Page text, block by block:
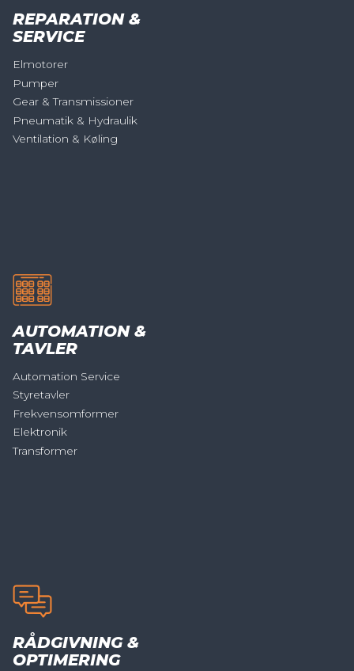
REPARATION &
SERVICE
Elmotorer
Pumper
Gear & Transmissioner
Pneumatik & Hydraulik
Ventilation & Køling
AUTOMATION &
TAVLER
Automation Service
Styretavler
Frekvensomformer
Elektronik
Transformer
RÅDGIVNING &
OPTIMERING